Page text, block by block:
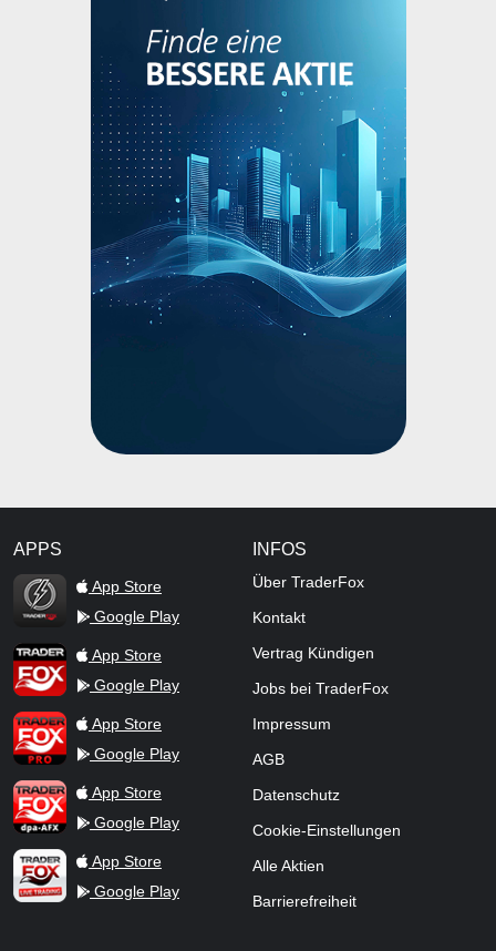
APPS
TraderFox Flash
App Store
Google Play
TraderFox AppApp Store
Google Play
TraderFox ProApp Store
Google Play
TraderFox dpa-AFX ProFeed
App Store
Google Play
TraderFox Live Trading
App Store
Google Play
INFOS
Über TraderFox
Kontakt
Vertrag Kündigen
Jobs bei TraderFox
Impressum
AGB
Datenschutz
Cookie-Einstellungen
Alle Aktien
Barrierefreiheit